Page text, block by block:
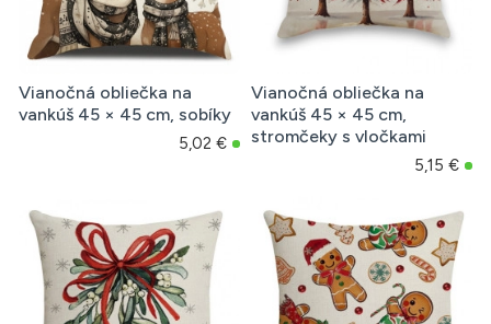
Vianočná obliečka na
vankúš 45 × 45 cm, sobíky
5,02 €
Vianočná obliečka na
vankúš 45 × 45 cm,
stromčeky s vločkami
5,15 €